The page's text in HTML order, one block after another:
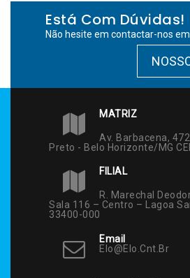
Está Com Dúvidas!
Não hesite em contactar-nos
MATRIZ
Av. Barbacena,
Preto - Belo Horizonte/MG
FILIAL
R. Marechal
Sala 116 – Centro – Lagoa
33400-000
Email
Elo@elo.cnt.br